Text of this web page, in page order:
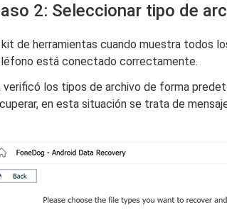
2: Seleccionar tipo de
kit de herramientas cuando muestra todos
está conectado correctamente.
verificó los tipos de archivo de forma
en esta situación se trata de